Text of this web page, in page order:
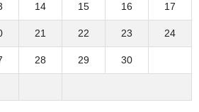
14 15 16 17
21 22 23 24
28 29 30